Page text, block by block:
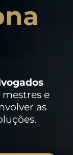
mestres e
as